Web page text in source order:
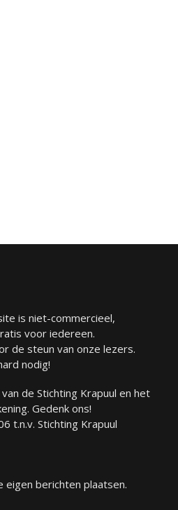
is niet-commercieel,
voor iedereen.
de steun van onze lezers.
nodig!
de Stichting Krapuul en het
Gedenk ons!
t.n.v. Stichting Krapuul
eigen berichten plaatsen.